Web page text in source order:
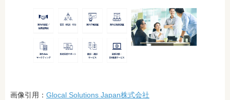
画像引用： Glocal Solutions Japan株式会社